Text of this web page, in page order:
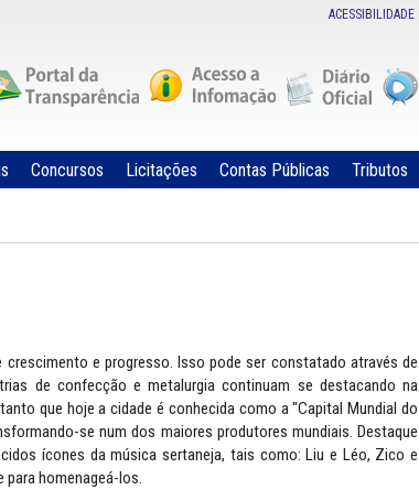
ACESSIBILIDADE
Tributos
Contas Públicas
Licitações
Concursos
e progresso. Isso pode ser constatado através de
de confecção e metalurgia continuam se destacando na
que hoje a cidade é conhecida como a "Capital Mundial do
se num dos maiores produtores mundiais. Destaque
ícones da música sertaneja, tais como: Liu e Léo, Zico e
para homenageá-los.